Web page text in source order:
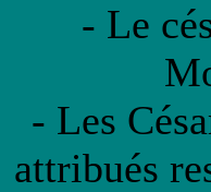
- Le
- Les
attribués